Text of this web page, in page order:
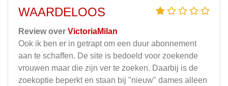
WAARDELOOS
Review over VictoriaMilan
Ook ik ben er in getrapt om een duur abonnement
aan te schaffen. De site is bedoeld voor zoekende
vrouwen maar die zijn ver te zoeken. Daarbij is de
zoekoptie beperkt en staan bij "nieuw" dames alleen